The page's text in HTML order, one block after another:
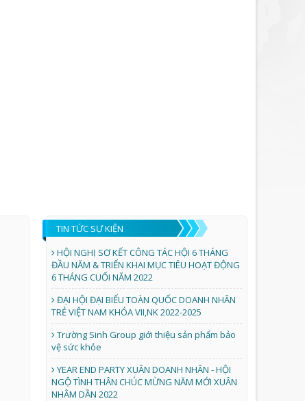
TIN TỨC SỰ KIỆN
HỘI NGHỊ SƠ KẾT CÔNG TÁC HỘI 6 THÁNG
ĐẦU NĂM & TRIỂN KHAI MỤC TIÊU HOẠT ĐỘNG
6 THÁNG CUỐI NĂM 2022
ĐẠI HỘI ĐẠI BIỂU TOÀN QUỐC DOANH NHÂN
TRẺ VIỆT NAM KHÓA VII,NK 2022-2025
Trường Sinh Group giới thiệu sản phẩm bảo
vệ sức khỏe
YEAR END PARTY XUÂN DOANH NHÂN - HỘI
NGỘ TÌNH THÂN CHÚC MỪNG NĂM MỚI XUÂN
NHÂM DẦN 2022